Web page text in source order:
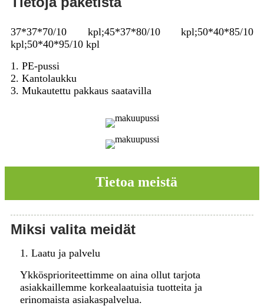
37*37*70/10 kpl;45*37*80/10 kpl;50*40*85/10
kpl;50*40*95/10 kpl
1. PE-pussi
2. Kantolaukku
3. Mukautettu pakkaus saatavilla
Tietoa meistä
Miksi valita meidät
1. Laatu ja palvelu
Ykkösprioriteettimme on aina ollut tarjota
asiakkaillemme korkealaatuisia tuotteita ja
erinomaista asiakaspalvelua.